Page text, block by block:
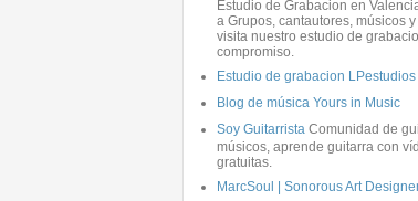
Estudio de Grabacion en
a Grupos, cantautores, músicos
visita nuestro estudio de
compromiso.
Estudio de grabacion LPestudios
Blog de música Yours in Music
Soy Guitarrista Comunidad de
músicos, aprende guitarra con
gratuitas.
MarcSoul | Sonorous Art